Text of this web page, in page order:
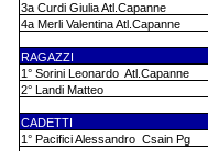
3a Curdi Giulia Atl.Capanne
4a Merli Valentina Atl.Capanne
RAGAZZI
1° Sorini Leonardo Atl.Capanne
2° Landi Matteo
CADETTI
1° Pacifici Alessandro Csain Pg